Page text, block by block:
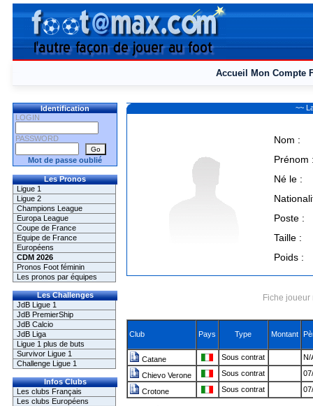
Accueil Mon Compte
Identification
LOGIN
PASSWORD
Mot de passe oublié
Les Pronos
Ligue 1
Ligue 2
Champions League
Europa League
Coupe de France
Equipe de France
Européens
CDM 2026
Pronos Foot féminin
Les pronos par équipes
Les Challenges
JdB Ligue 1
JdB PremierShip
JdB Calcio
JdB Liga
Ligue 1 plus de buts
Survivor Ligue 1
Challenge Ligue 1
Infos Clubs
Les clubs Français
Les clubs Européens
~~
Nom :
Prénom
Né le :
Poste :
Taille :
Poids :
Fiche
Club Pays Type Montant
Catane Sous contrat N/
Chievo Verone Sous contrat
Crotone Sous contrat